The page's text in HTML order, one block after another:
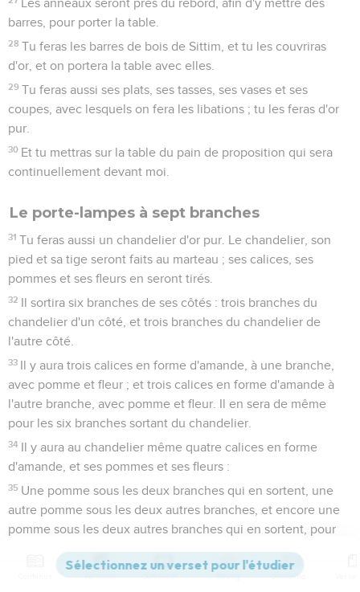
Les anneaux seront près du rebord, afin d'y mettre des
barres, pour porter la table.
28 Tu feras les barres de bois de Sittim, et tu les couvriras
d'or, et on portera la table avec elles.
29 Tu feras aussi ses plats, ses tasses, ses vases et ses
coupes, avec lesquels on fera les libations ; tu les feras d'or
pur.
30 Et tu mettras sur la table du pain de proposition qui sera
continuellement devant moi.
Le porte-lampes à sept branches
31 Tu feras aussi un chandelier d'or pur. Le chandelier, son
pied et sa tige seront faits au marteau ; ses calices, ses
pommes et ses fleurs en seront tirés.
32 Il sortira six branches de ses côtés : trois branches du
chandelier d'un côté, et trois branches du chandelier de
l'autre côté.
33 Il y aura trois calices en forme d'amande, à une branche,
avec pomme et fleur ; et trois calices en forme d'amande à
l'autre branche, avec pomme et fleur. Il en sera de même
pour les six branches sortant du chandelier.
34 Il y aura au chandelier même quatre calices en forme
d'amande, et ses pommes et ses fleurs :
35 Une pomme sous les deux branches qui en sortent, une
autre pomme sous les deux autres branches, et encore une
pomme sous les deux autres branches qui en sortent, pour
Ses pommes et ses branches en seront tirées ; il sera tout
Versions Commentaires Strong